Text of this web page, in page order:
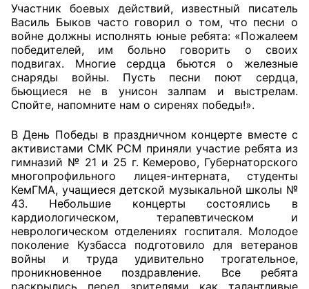
Главная
Общественные советы
Общественные советы при территориальных
органах федеральных органов
Общественные советы по проведению
независимой оценки качества условий
оказания услуг
О Палате
Структура Палаты
Комиссии
Участник боевых действий, известный писатель
Василь Быков часто говорил о том, что песни о
войне должны исполнять юные ребята: «Пожалеем
победителей, им больно говорить о своих
подвигах. Многие сердца бьются о железные
снаряды войны. Пусть песни поют сердца,
бьющиеся не в унисон залпам и выстрелам.
Спойте, напомните нам о сиренях победы!».
В День Победы в праздничном концерте вместе с
активистами СМК РСМ приняли участие ребята из
гимназий № 21 и 25 г. Кемерово, Губернаторского
многопрофильного лицея-интерната, студенты
КемГМА, учащиеся детской музыкальной школы №
43. Небольшие концерты состоялись в
кардиологическом, терапевтическом и
неврологическом отделениях госпиталя. Молодое
поколение Кузбасса подготовило для ветеранов
войны и труда удивительно трогательное,
проникновенное поздравление. Все ребята
раскрылись перед зрителями как талантливые